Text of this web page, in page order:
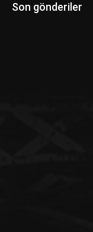
Son gönderiler